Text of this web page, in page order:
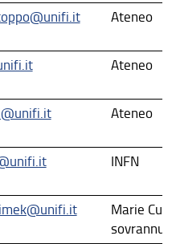
Ateneo
Ateneo
Ateneo
INFN
Marie